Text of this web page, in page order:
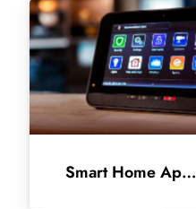
Smart Home Application